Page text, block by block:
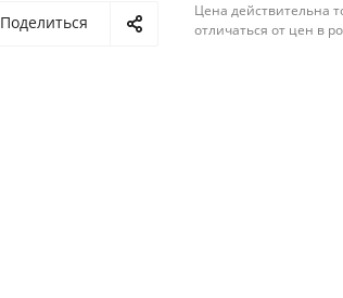
Поделиться
Цена действительна
отличаться от цен в